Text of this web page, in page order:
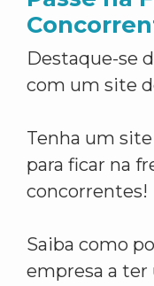
Destaque-se
com um site
Tenha um
para ficar na
concorrentes!
Saiba como
empresa a